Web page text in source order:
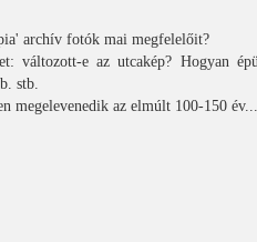
archív fotók mai megfelelőit?
változott-e az utcakép? Hogyan
stb.
megelevenedik az elmúlt 100-150 év...